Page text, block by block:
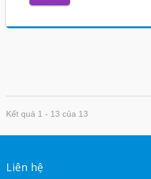
Kết quả 1 - 13 của 13
Liên hệ